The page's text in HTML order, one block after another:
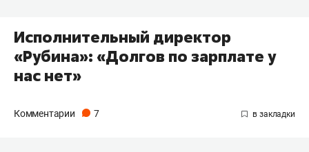
Исполнительный директор
«Рубина»: «Долгов по зарплате у
нас нет»
Комментарии 7